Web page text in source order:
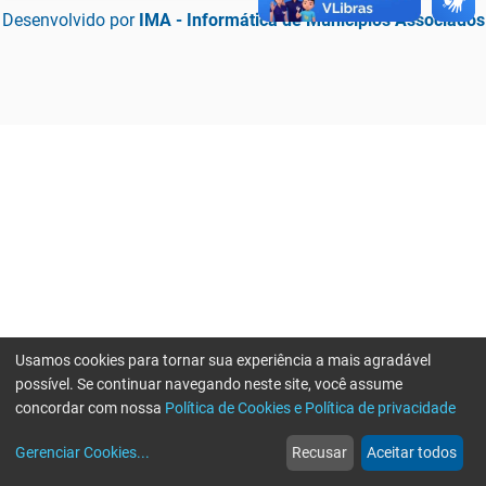
Desenvolvido por IMA - Informática de Municípios Associados
web
Notícias
more_horiz
Mais
Usamos cookies para tornar sua experiência a mais agradável
possível. Se continuar navegando neste site, você assume
concordar com nossa Política de Cookies e Política de privacidade
Gerenciar Cookies... Recusar Aceitar todos
Erro ao enviar informações, por favor tente novamente